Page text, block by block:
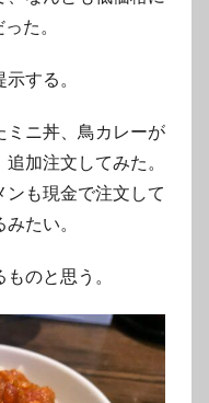
た。
する。
ミニ丼、鳥カレーが
加注文してみた。
も現金で注文して
たい。
のと思う。